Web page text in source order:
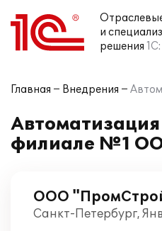
и
решения
Главная Внедрения
Автоматизация
филиале №1
ООО
Санкт-Петербург,